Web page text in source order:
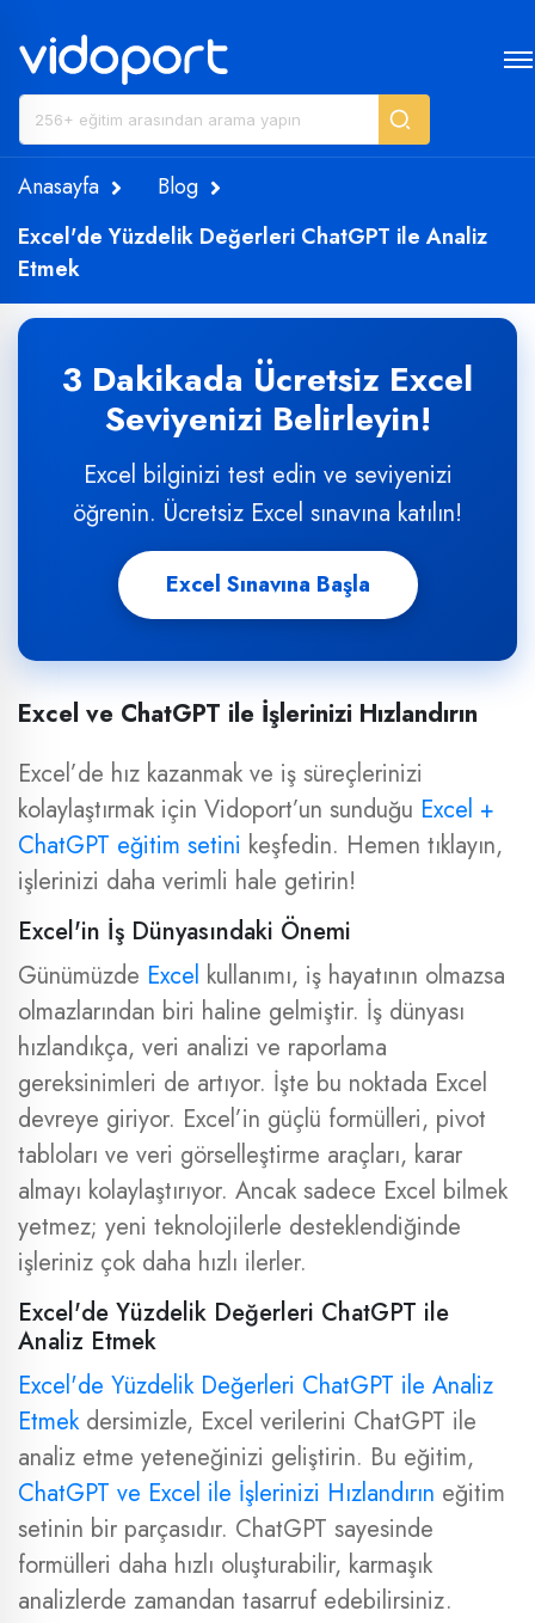
Anasayfa
Blog
Excel'de Yüzdelik Değerleri ChatGPT ile Analiz
Etmek
3 Dakikada Ücretsiz Excel
Seviyenizi Belirleyin!
Excel bilginizi test edin ve seviyenizi
öğrenin. Ücretsiz Excel sınavına katılın!
Excel Sınavına Başla
Excel ve ChatGPT ile İşlerinizi Hızlandırın
Excel’de hız kazanmak ve iş süreçlerinizi
kolaylaştırmak için Vidoport’un sunduğu Excel +
ChatGPT eğitim setini keşfedin. Hemen tıklayın,
işlerinizi daha verimli hale getirin!
Excel'in İş Dünyasındaki Önemi
Günümüzde Excel kullanımı, iş hayatının olmazsa
olmazlarından biri haline gelmiştir. İş dünyası
hızlandıkça, veri analizi ve raporlama
gereksinimleri de artıyor. İşte bu noktada Excel
devreye giriyor. Excel’in güçlü formülleri, pivot
tabloları ve veri görselleştirme araçları, karar
almayı kolaylaştırıyor. Ancak sadece Excel bilmek
yetmez; yeni teknolojilerle desteklendiğinde
işleriniz çok daha hızlı ilerler.
Excel'de Yüzdelik Değerleri ChatGPT ile
Analiz Etmek
Excel'de Yüzdelik Değerleri ChatGPT ile Analiz
Etmekdersimizle, Excel verilerini ChatGPT ile
analiz etme yeteneğinizi geliştirin. Bu eğitim,
ChatGPT ve Excel ile İşlerinizi Hızlandırın eğitim
setinin bir parçasıdır. ChatGPT sayesinde
formülleri daha hızlı oluşturabilir, karmaşık
analizlerde zamandan tasarruf edebilirsiniz.